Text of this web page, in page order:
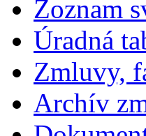
Zoznam
Úradná
Zmluvy,
Archív